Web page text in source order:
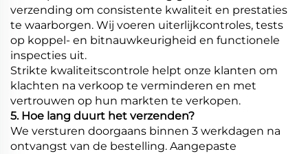
verzending om consistente kwaliteit en prestaties
te waarborgen. Wij voeren uiterlijkcontroles, tests
op koppel- en bitnauwkeurigheid en functionele
inspecties uit.
Strikte kwaliteitscontrole helpt onze klanten om
klachten na verkoop te verminderen en met
vertrouwen op hun markten te verkopen.
5. Hoe lang duurt het verzenden?
We versturen doorgaans binnen 3 werkdagen na
ontvangst van de bestelling. Aangepaste